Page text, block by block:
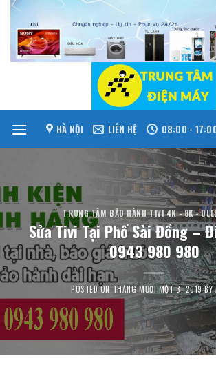
Skip
content
HÀ NỘI LIÊN HỆ 08:00 -
TRUNG TÂM BẢO HÀNH TIVI 4K - 8K -
Sửa Tivi Tại Phố Sài Đồng –
0943 980 980
POSTED ON THÁNG MƯỜI MỘT 3, 2019BY